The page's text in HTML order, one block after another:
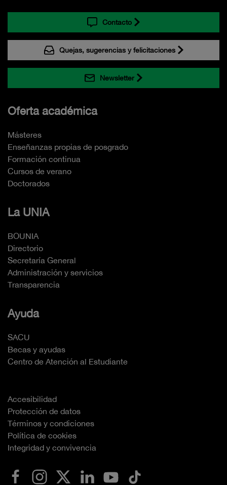
Contacto
Quejas, sugerencias y felicitaciones
Newsletter
Oferta académica
Másteres
Enseñanzas propias de posgrado
Formación continua
Cursos de verano
Doctorados
La UNIA
BOUNIA
Directorio
Secretaría General
Administración y servicios
Transparencia
Ayuda
SACU
Becas y ayudas
Centro de Atención al Estudiante
Accesibilidad
Protección de datos
Términos y condiciones
Política de cookies
Integridad y convivencia